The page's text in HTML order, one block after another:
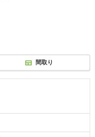
間取り